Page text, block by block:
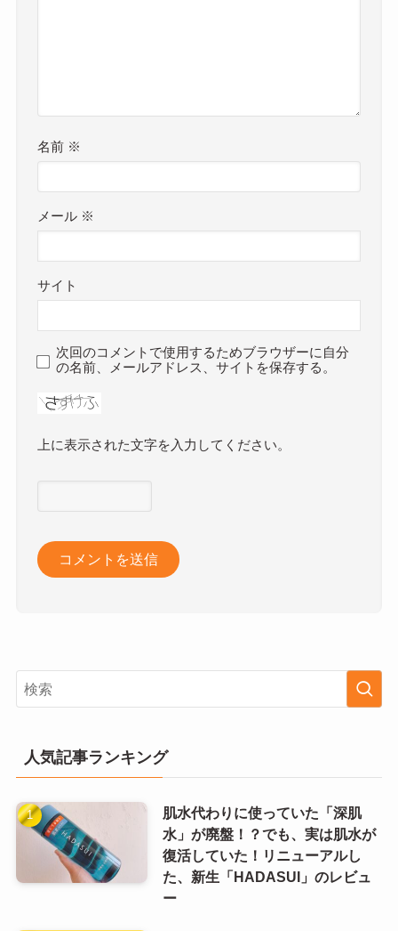
名前 ※
メール ※
サイト
次回のコメントで使用するためブラウザーに自分
の名前、メールアドレス、サイトを保存する。
上に表示された文字を入力してください。
人気記事ランキング
肌水代わりに使っていた「深肌
水」が廃盤！？でも、実は肌水が
復活していた！リニューアルし
た、新生「HADASUI」のレビュ
ー